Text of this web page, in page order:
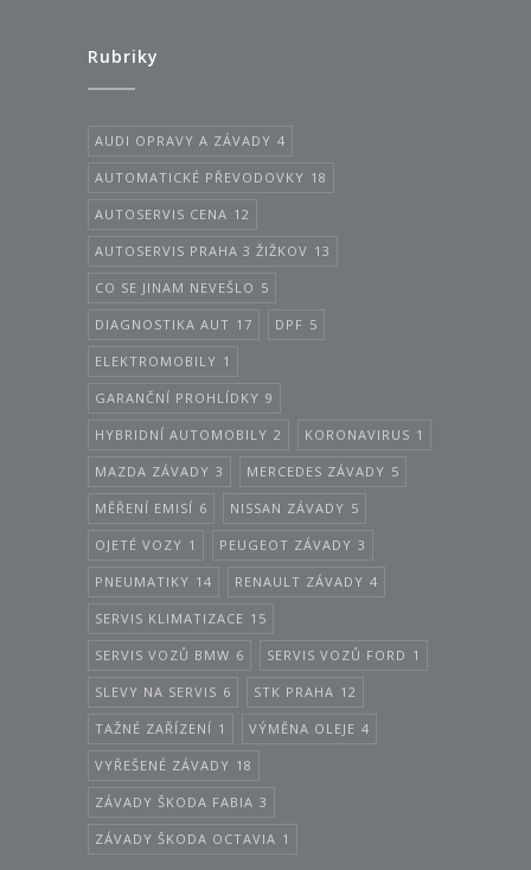
Rubriky
AUDI OPRAVY A ZÁVADY 4
AUTOMATICKÉ PŘEVODOVKY 18
AUTOSERVIS CENA 12
AUTOSERVIS PRAHA 3 ŽIŽKOV 13
CO SE JINAM NEVEŠLO 5
DIAGNOSTIKA AUT 17 DPF 5
ELEKTROMOBILY 1
GARANČNÍ PROHLÍDKY 9
HYBRIDNÍ AUTOMOBILY 2 KORONAVIRUS 1
MAZDA ZÁVADY 3 MERCEDES ZÁVADY 5
MĚŘENÍ EMISÍ 6 NISSAN ZÁVADY 5
OJETÉ VOZY 1 PEUGEOT ZÁVADY 3
PNEUMATIKY 14 RENAULT ZÁVADY 4
SERVIS KLIMATIZACE 15
SERVIS VOZŮ BMW 6 SERVIS VOZŮ FORD 1
SLEVY NA SERVIS 6 STK PRAHA 12
TAŽNÉ ZAŘÍZENÍ 1 VÝMĚNA OLEJE 4
VYŘEŠENÉ ZÁVADY 18
ZÁVADY ŠKODA FABIA 3
ZÁVADY ŠKODA OCTAVIA 1